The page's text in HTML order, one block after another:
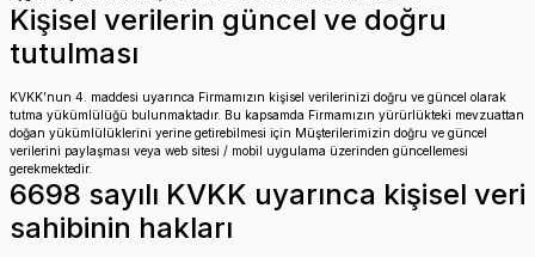
Kişisel verilerin güncel ve doğru
tutulması
KVKK’nun 4. maddesi uyarınca Firmamızın kişisel verilerinizi doğru ve güncel olarak
tutma yükümlülüğü bulunmaktadır. Bu kapsamda Firmamızın yürürlükteki mevzuattan
doğan yükümlülüklerini yerine getirebilmesi için Müşterilerimizin doğru ve güncel
verilerini paylaşması veya web sitesi / mobil uygulama üzerinden güncellemesi
gerekmektedir.
6698 sayılı KVKK uyarınca kişisel veri
sahibinin hakları